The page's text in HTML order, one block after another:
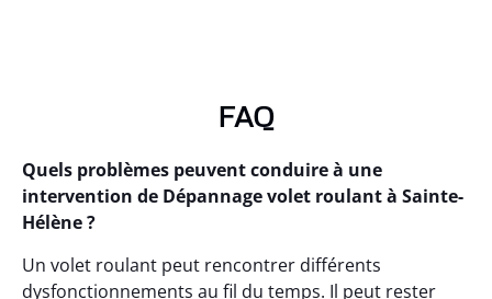
FAQ
Quels problèmes peuvent conduire à une
intervention de Dépannage volet roulant à Sainte-
Hélène ?
Un volet roulant peut rencontrer différents
dysfonctionnements au fil du temps. Il peut rester